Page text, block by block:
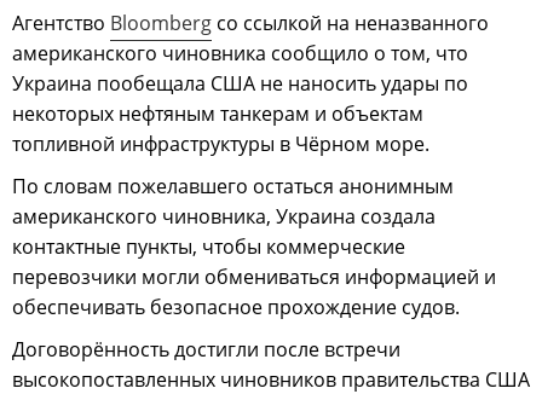
Агентство Bloomberg со ссылкой на неназванного
американского чиновника сообщило о том, что
Украина пообещала США не наносить удары по
некоторых нефтяным танкерам и объектам
топливной инфраструктуры в Чёрном море.
По словам пожелавшего остаться анонимным
американского чиновника, Украина создала
контактные пункты, чтобы коммерческие
перевозчики могли обмениваться информацией и
обеспечивать безопасное прохождение судов.
Договорённость достигли после встречи
высокопоставленных чиновников правительства США